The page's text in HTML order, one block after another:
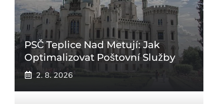
PSČ Teplice Nad Metují: Jak
Optimalizovat Poštovní Služby
2. 8. 2026